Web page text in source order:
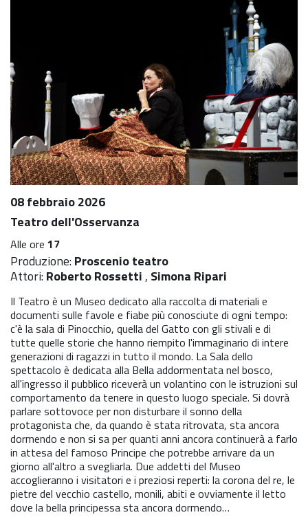
08 febbraio 2026
Teatro dell'Osservanza
Alle ore 17
Produzione:Proscenio teatro
Attori:Roberto Rossetti, Simona Ripari
Il Teatro è un Museo dedicato alla raccolta di materiali e
documenti sulle favole e fiabe più conosciute di ogni tempo:
c'è la sala di Pinocchio, quella del Gatto con gli stivali e di
tutte quelle storie che hanno riempito l'immaginario di intere
generazioni di ragazzi in tutto il mondo. La Sala dello
spettacolo è dedicata alla Bella addormentata nel bosco,
all'ingresso il pubblico riceverà un volantino con le istruzioni sul
comportamento da tenere in questo luogo speciale. Si dovrà
parlare sottovoce per non disturbare il sonno della
protagonista che, da quando è stata ritrovata, sta ancora
dormendo e non si sa per quanti anni ancora continuerà a farlo
in attesa del famoso Principe che potrebbe arrivare da un
giorno all'altro a svegliarla. Due addetti del Museo
accoglieranno i visitatori e i preziosi reperti: la corona del re, le
pietre del vecchio castello, monili, abiti e ovviamente il letto
dove la bella principessa sta ancora dormendo…